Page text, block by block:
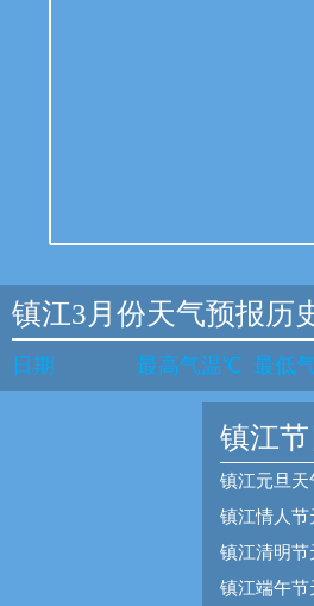
镇江3月份天气预报历
日期 最高气温℃ 最低
镇江
镇江元旦天
镇江情人节
镇江清明节
镇江端午节